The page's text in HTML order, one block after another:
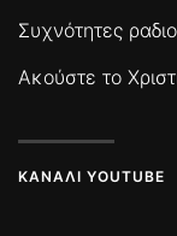
Συχνότητες
Ακούστε το
ΚΑΝΆΛΙ YOUTUBE